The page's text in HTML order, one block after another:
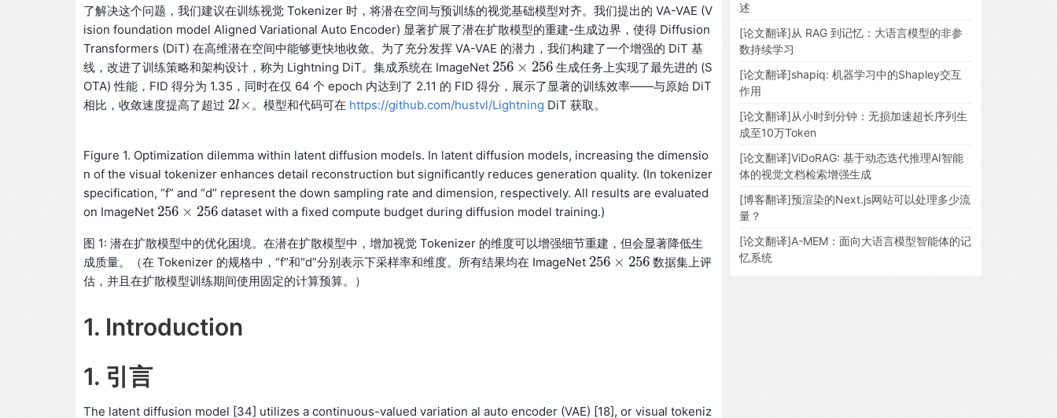
了解决这个问题，我们建议在训练视觉 Tokenizer 时，将潜在空间与预训练的视觉基础模型对齐。我们提出的 VA-VAE (V
ision foundation model Aligned Variational Auto Encoder) 显著扩展了潜在扩散模型的重建-生成边界，使得 Diffusion
Transformers (DiT) 在高维潜在空间中能够更快地收敛。为了充分发挥 VA-VAE 的潜力，我们构建了一个增强的 DiT 基
线，改进了训练策略和架构设计，称为 Lightning DiT。集成系统在 ImageNet 256 × 256
256 ×256
生成任务上实现了最先进的 (S
OTA) 性能，FID 得分为 1.35，同时在仅 64 个 epoch 内达到了 2.11 的 FID 得分，展示了显著的训练效率——与原始 DiT
相比，收敛速度提高了超过 2l ×
2l× 。模型和代码可在 https://github.com/hustvl/Lightning DiT 获取。
Figure 1. Optimization dilemma within latent diffusion models. In latent diffusion models, increasing the dimensio
n of the visual tokenizer enhances detail reconstruction but significantly reduces generation quality. (In tokenizer
specification, “f” and “d” represent the down sampling rate and dimension, respectively. All results are evaluated
on ImageNet 256 × 256
256 ×256 dataset with a fixed compute budget during diffusion model training.)
图 1: 潜在扩散模型中的优化困境。在潜在扩散模型中，增加视觉 Tokenizer 的维度可以增强细节重建，但会显著降低生
成质量。（在 Tokenizer 的规格中，“f”和“d”分别表示下采样率和维度。所有结果均在 ImageNet 256 × 256
256 ×256
数据集上评
估，并且在扩散模型训练期间使用固定的计算预算。）
1. Introduction
1. 引言
The latent diffusion model [34] utilizes a continuous-valued variation al auto encoder (VAE) [18], or visual tokeniz
述
[论文翻译]从 RAG 到记忆：大语言模型的非参
数持续学习
[论文翻译]shapiq: 机器学习中的Shapley交互
作用
[论文翻译]从小时到分钟：无损加速超长序列生
成至10万Token
[论文翻译]ViDoRAG: 基于动态迭代推理AI智能
体的视觉文档检索增强生成
[博客翻译]预渲染的Next.js网站可以处理多少流
量？
[论文翻译]A-MEM：面向大语言模型智能体的记
忆系统